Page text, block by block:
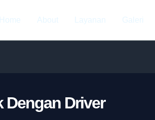
Home About Layanan Galeri
Dengan Driver